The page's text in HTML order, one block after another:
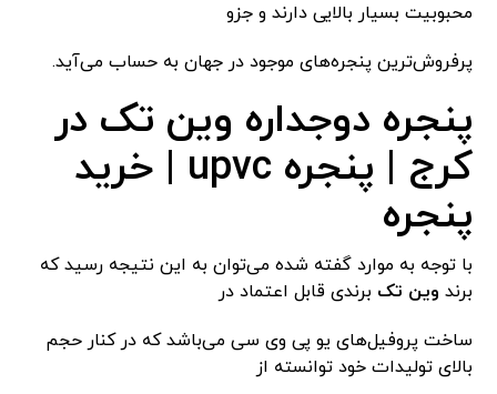
محبوبیت بسیار بالایی دارند و جزو
پرفروش‌ترین پنجره‌های موجود در جهان به حساب می‌آید.
پنجره دوجداره وین تک در
کرج | پنجره upvc | خرید
پنجره
با توجه به موارد گفته شده می‌توان به این نتیجه رسید که
برند وین تک برندی قابل اعتماد در
ساخت پروفیل‌های یو پی وی سی می‌باشد که در کنار حجم
بالای تولیدات خود توانسته از